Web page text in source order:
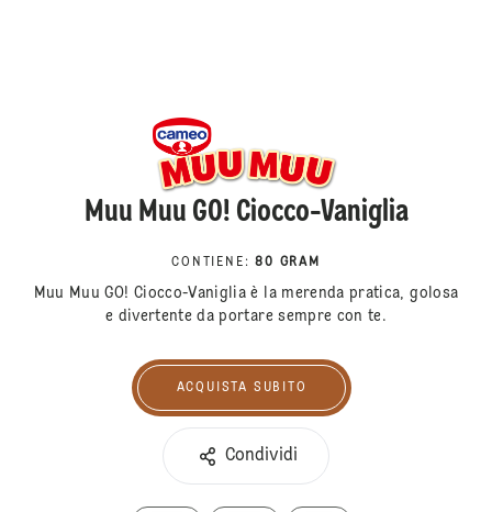
Muu Muu GO! Ciocco-Vaniglia
CONTIENE : 80 GRAM
Muu Muu GO! Ciocco-Vaniglia è la merenda pratica, golosa
e divertente da portare sempre con te.
Acquista subito
ACQUISTA SUBITO
Condividi